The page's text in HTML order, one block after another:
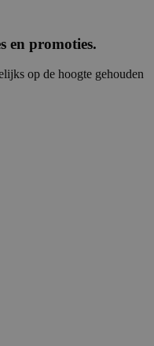
en promoties.
op de hoogte gehouden